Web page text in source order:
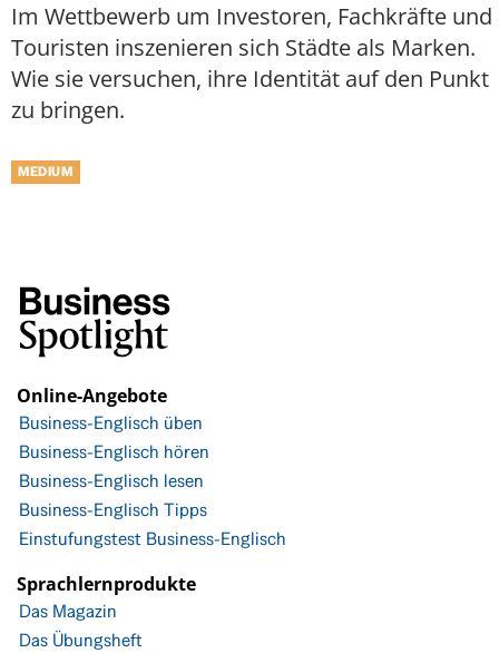
Im Wettbewerb um Investoren, Fachkräfte und
Touristen inszenieren sich Städte als Marken.
Wie sie versuchen, ihre Identität auf den Punkt
zu bringen.
MEDIUM
Online-Angebote
Business-Englisch üben
Business-Englisch hören
Business-Englisch lesen
Business-Englisch Tipps
Einstufungstest Business-Englisch
Sprachlernprodukte
Das Magazin
Das Übungsheft